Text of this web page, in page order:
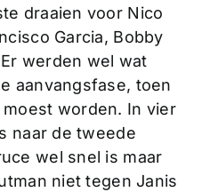
draaien voor Nico
Garcia, Bobby
werden wel wat
aanvangsfase, toen
worden. In vier
naar de tweede
wel snel is maar
niet tegen Janis